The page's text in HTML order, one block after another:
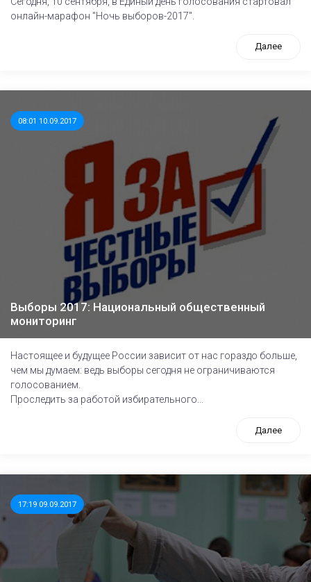
онлайн-марафон "Ночь выборов-2017".
Далее
08:01 10.09.2017
Выборы 2017: Национальный общественный
мониторинг
Настоящее и будущее России зависит от нас гораздо больше,
чем мы думаем: ведь выборы сегодня не ограничиваются
голосованием.
Проследить за работой избирательного...
Далее
17:19 09.09.2017